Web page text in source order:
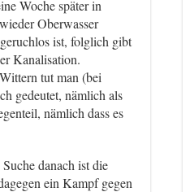
Woche später in
Oberwasser
ist, folglich gibt
Kanalisation.
tut man (bei
gedeutet, nämlich als
nämlich dass es
danach ist die
ein Kampf gegen